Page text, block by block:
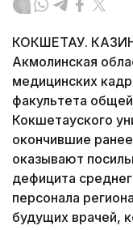
КОКШЕТАУ.
Акмолинская
медицинских
факультета
Кокшетауского
окончившие
оказывают
дефицита
персонала
будущих врачей,